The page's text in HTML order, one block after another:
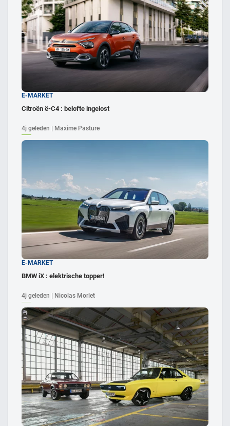
E-MARKET
Citroën ë-C4 : belofte ingelost
4j geleden | Maxime Pasture
E-MARKET
BMW iX : elektrische topper!
4j geleden | Nicolas Morlet